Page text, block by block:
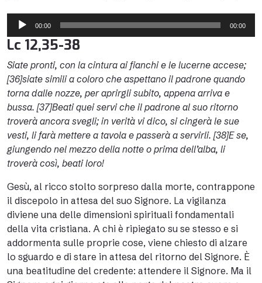
Audio
Player
00:00 00:00
Lc 12,35-38
Siate pronti, con la cintura ai fianchi e le lucerne accese;
[36]siate simili a coloro che aspettano il padrone quando
torna dalle nozze, per aprirgli subito, appena arriva e
bussa. [37]Beati quei servi che il padrone al suo ritorno
troverà ancora svegli; in verità vi dico, si cingerà le sue
vesti, li farà mettere a tavola e passerà a servirli. [38]E se,
giungendo nel mezzo della notte o prima dell’alba, li
troverà così, beati loro!
Gesù, al ricco stolto sorpreso dalla morte, contrappone
il discepolo in attesa del suo Signore. La vigilanza
diviene una delle dimensioni spirituali fondamentali
della vita cristiana. A chi è ripiegato su se stesso e si
addormenta sulle proprie cose, viene chiesto di alzare
lo sguardo e di stare in attesa del ritorno del Signore. È
una beatitudine del credente: attendere il Signore. Ma il